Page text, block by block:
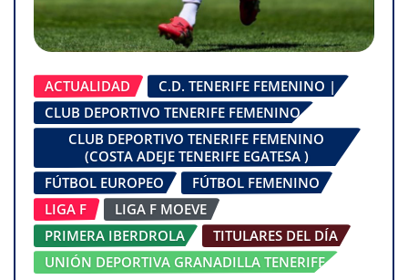
ACTUALIDAD
C.D. TENERIFE FEMENINO |
CLUB DEPORTIVO TENERIFE FEMENINO
CLUB DEPORTIVO TENERIFE FEMENINO
(COSTA ADEJE TENERIFE EGATESA )
FÚTBOL EUROPEO
FÚTBOL FEMENINO
LIGA F
LIGA F MOEVE
PRIMERA IBERDROLA
TITULARES DEL DÍA
UNIÓN DEPORTIVA GRANADILLA TENERIFE